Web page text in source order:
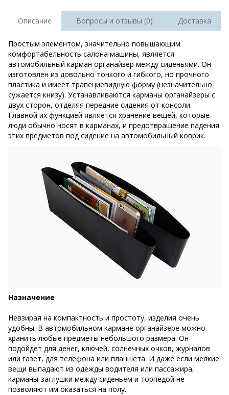
Описание Вопросы и отзывы (0) Доставка
Простым элементом, значительно повышающим
комфортабельность салона машины, является
автомобильный карман органайзер между сиденьями. Он
изготовлен из довольно тонкого и гибкого, но прочного
пластика и имеет трапециевидную форму (незначительно
сужается книзу). Устанавливаются карманы органайзеры с
двух сторон, отделяя передние сидения от консоли.
Главной их функцией является хранение вещей, которые
люди обычно носят в карманах, и предотвращение падения
этих предметов под сидение на автомобильный коврик.
Назначение
Невзирая на компактность и простоту, изделия очень
удобны. В автомобильном кармане органайзере можно
хранить любые предметы небольшого размера. Он
подойдет для денег, ключей, солнечных очков, журналов
или газет, для телефона или планшета. И даже если мелкие
вещи выпадают из одежды водителя или пассажира,
карманы-заглушки между сиденьем и торпедой не
позволяют им оказаться на полу.